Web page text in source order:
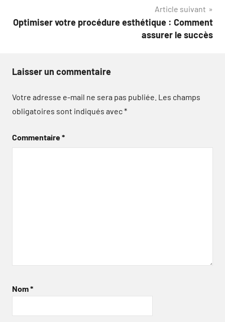
Article suivant
Optimiser votre procédure esthétique : Comment
assurer le succès
Laisser un commentaire
Votre adresse e-mail ne sera pas publiée. Les champs
obligatoires sont indiqués avec*
Commentaire*
Nom*